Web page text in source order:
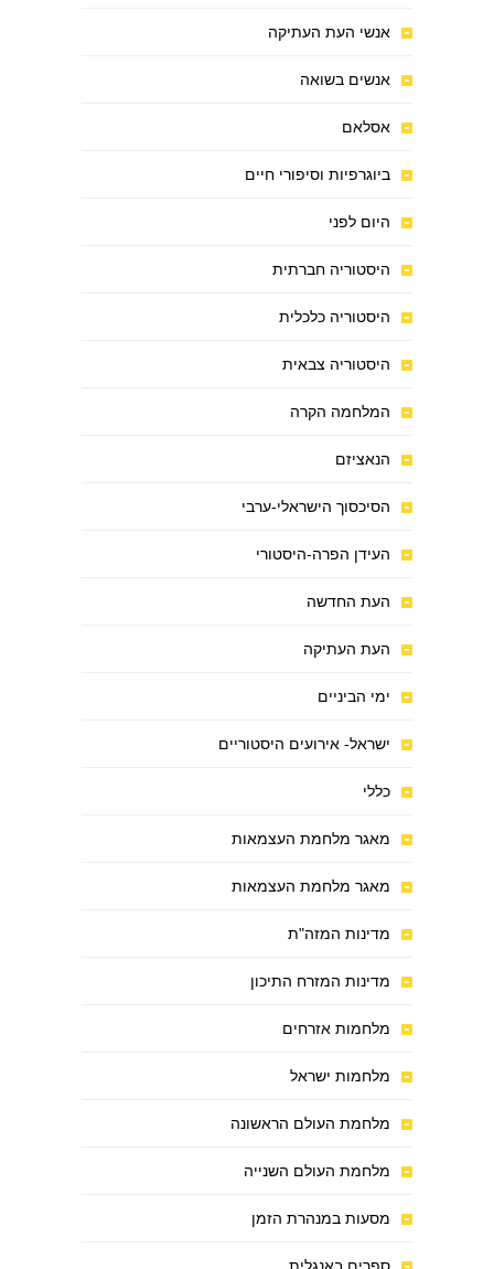
אנשי העת העתיקה
אנשים בשואה
אסלאם
ביוגרפיות וסיפורי חיים
היום לפני
היסטוריה חברתית
היסטוריה כלכלית
היסטוריה צבאית
המלחמה הקרה
הנאציזם
הסיכסוך הישראלי-ערבי
העידן הפרה-היסטורי
העת החדשה
העת העתיקה
ימי הביניים
ישראל- אירועים היסטוריים
כללי
מאגר מלחמת העצמאות
מאגר מלחמת העצמאות
מדינות המזה"ת
מדינות המזרח התיכון
מלחמות אזרחים
מלחמות ישראל
מלחמת העולם הראשונה
מלחמת העולם השנייה
מסעות במנהרת הזמן